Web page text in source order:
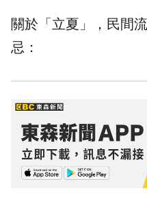
關於「立夏」，民間
忌 ：